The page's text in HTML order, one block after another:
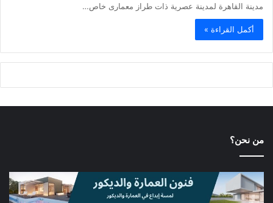
مدينة القاهرة لمدينة عصرية ذات طراز معمارى خاص…
أكمل القراءة »
من نحن؟